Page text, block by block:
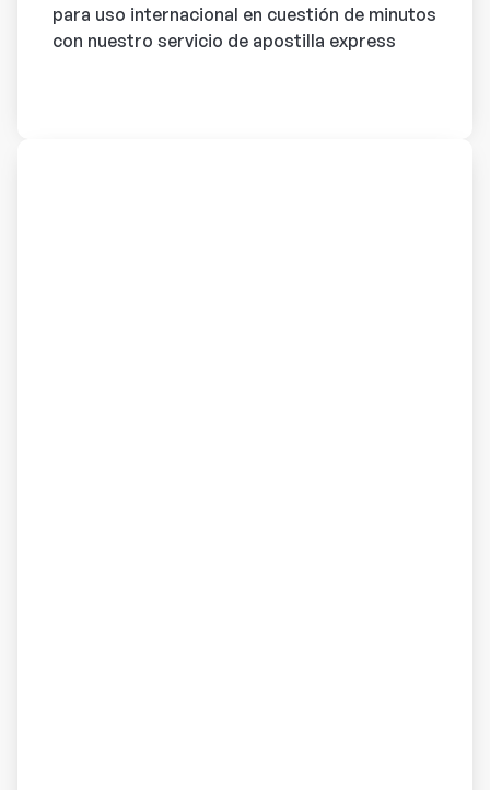
para uso internacional en cuestión de minutos
con nuestro servicio de apostilla express